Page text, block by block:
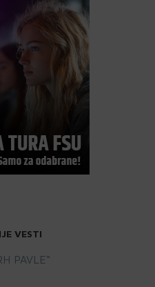
VESTI
PAVLE“